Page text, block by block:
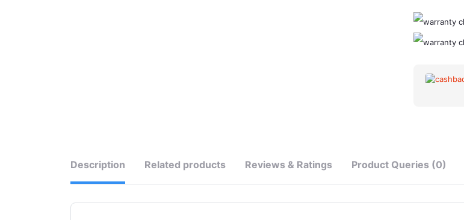
Description Related products Reviews & Ratings Product Queries (0)